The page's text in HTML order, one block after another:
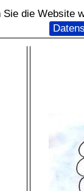
die Website